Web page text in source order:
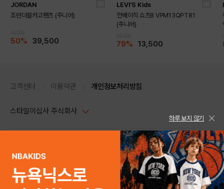
JORDAN
조던더블카고팬츠 (주니어)
50% 39,500
LEVI'S Kids
언베이직 쇼츠B VPM13QPT81
(주니어)
79% 13,500
고객센터 이용약관 개인정보처리방침
스타일이십사 주식회사
주소 : 서울시 강남구 논현로 633, 6층 (논현동, 한세엠케이빌딩)
사업자등록번호 : 116-81-32499
통신판매업신고번호 : 제 2024-서울강남-04239
스타일24 고객센터 1544-5336
평일 09:00~ 18:00 (토/일/공휴일 휴무)
help Email : help@style24.com
하루 보지 않기